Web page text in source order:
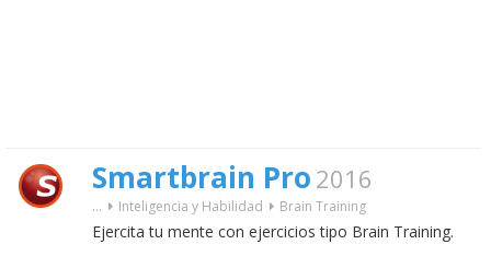
Smartbrain Pro 2016
... Inteligencia y Habilidad Brain Training
Ejercita tu mente con ejercicios tipo Brain Training.